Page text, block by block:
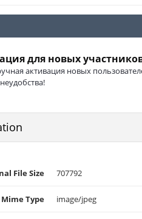
для новых
активация новых
File Size 707792
Mime Type image/jpeg